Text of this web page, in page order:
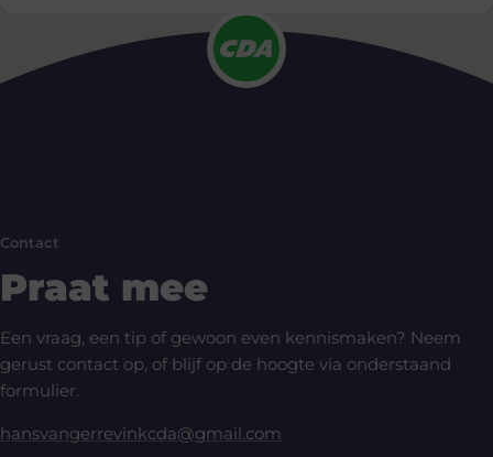
Contact
Praat mee
Een vraag, een tip of gewoon even kennismaken? Neem
gerust contact op, of blijf op de hoogte via onderstaand
formulier.
hansvangerrevinkcda@gmail.com